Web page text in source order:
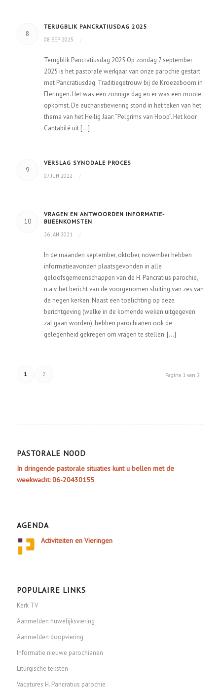
8
TERUGBLIK PANCRATIUSDAG 2025
08 SEP 2025 /
Terugblik Pancratiusdag 2025 Op zondag 7 september
2025 is het pastorale werkjaar van onze parochie gestart
met Pancratiusdag. Traditiegetrouw bij de Kroezeboom in
Fleringen. Het was een zonnige dag en er was een mooie
opkomst. De eucharistieviering stond in het teken van het
thema van het Heilig Jaar: “Pelgrims van Hoop”. Het koor
Cantabilé uit […]
9
VERSLAG SYNODALE PROCES
07 JUN 2022 /
10
VRAGEN EN ANTWOORDEN INFORMATIE-
BIJEENKOMSTEN
26 JAN 2021 /
In de maanden september, oktober, november hebben
informatieavonden plaatsgevonden in alle
geloofsgemeenschappen van de H. Pancratius parochie,
n.a.v. het bericht van de voorgenomen sluiting van zes van
de negen kerken. Naast een toelichting op deze
berichtgeving (welke in de komende weken uitgegeven
zal gaan worden), hebben parochianen ook de
gelegenheid gekregen om vragen te stellen. […]
Pagina 1 van 2
1 2
PASTORALE NOOD
In dringende pastorale situaties kunt u bellen met de
weekwacht: 06-20430155
AGENDA
Activiteiten en Vieringen
POPULAIRE LINKS
Kerk TV
Aanmelden huwelijksviering
Aanmelden doopviering
Informatie nieuwe parochianen
Liturgische teksten
Vacatures H. Pancratius parochie